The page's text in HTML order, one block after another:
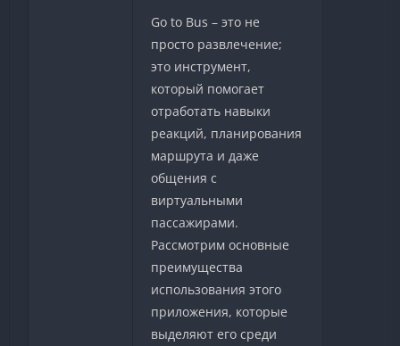
Go to Bus – это не
просто развлечение;
это инструмент,
который помогает
отработать навыки
реакций, планирования
маршрута и даже
общения с
виртуальными
пассажирами.
Рассмотрим основные
преимущества
использования этого
приложения, которые
выделяют его среди